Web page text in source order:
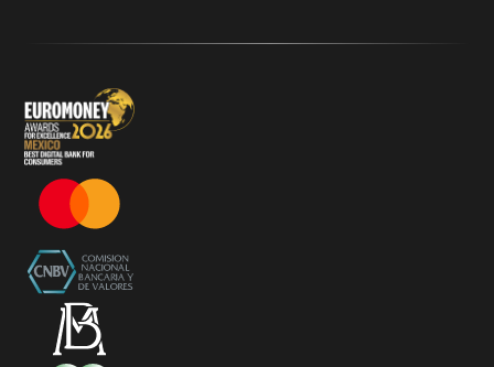
Términos y Condiciones - SplitK Tarjeta de Crédito No
Términos y Condiciones – Acceso a Klar Plus sin costo
Términos y Condiciones – 20% Cashback en
supermercados participantes
Términos y Condiciones Juegos de Mexico 2026
Términos y Condiciones - Amazon Prime Day 2026
Términos y Condiciones – Diferimiento de Compras
con 0% de Interés Desde App
Términos y Condiciones de Beneficios Uber Card
Powered by Klar
Klarfest - Mayo 2026
Klarfest - Día de las Madres 2026
Compra Mínima Klar Plus - SplitK 0% - Cashback